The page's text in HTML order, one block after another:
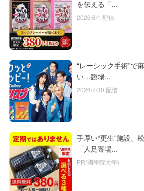
を伝える「...
2026/8/1 配信
“レーシック手術”で
い…臨場...
2026/7/30 配信
手厚い“更生”施設、
「人足寄場...
PR(國學院大學)